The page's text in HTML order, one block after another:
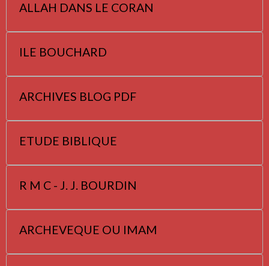
ALLAH DANS LE CORAN
ILE BOUCHARD
ARCHIVES BLOG PDF
ETUDE BIBLIQUE
R M C - J. J. BOURDIN
ARCHEVEQUE OU IMAM